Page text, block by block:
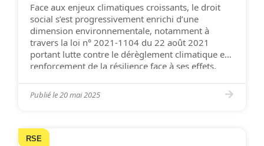
Face aux enjeux climatiques croissants, le droit
social s’est progressivement enrichi d’une
dimension environnementale, notamment à
travers la loi n° 2021-1104 du 22 août 2021
portant lutte contre le dérèglement climatique et
renforcement de la résilience face à ses effets,
impose aux élus du CSE de […]
Publié le20 mai 2025
RSE